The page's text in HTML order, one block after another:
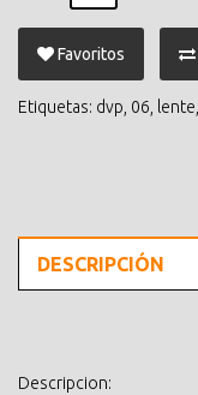
Favoritos
Etiquetas: dvp 06 lente
DESCRIPCIÓN
Descripcion: